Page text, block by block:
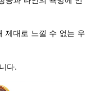
제대로 느낄 수 없는 우
다.